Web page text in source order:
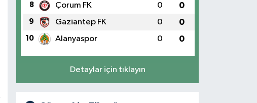
8 Çorum FK 0 0
9 Gaziantep FK 0 0
10 Alanyaspor 0 0
Detaylar için tıklayın